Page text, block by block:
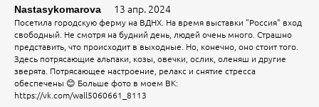
Nastasykomarova 13 апр. 2024
Посетила городскую ферму на ВДНХ. На время выставки "Россия" вход
свободный. Не смотря на будний день, людей очень много. Страшно
представить, что происходит в выходные. Но, конечно, оно стоит того.
Здесь потрясающие альпаки, козы, овечки, ослик, оленяш и другие
зверята. Потрясающее настроение, релакс и снятие стресса
обеспечены 😊 Больше фото в моем ВК:
https://vk.com/wall5060661_8113